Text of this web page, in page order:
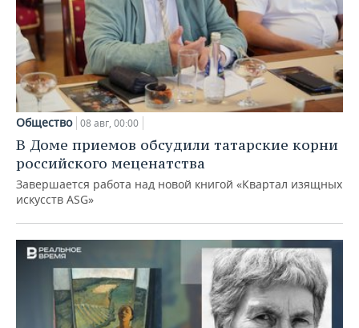
Общество 08 авг, 00:00
В Доме приемов обсудили татарские корни
российского меценатства
Завершается работа над новой книгой «Квартал изящных
искусств ASG»